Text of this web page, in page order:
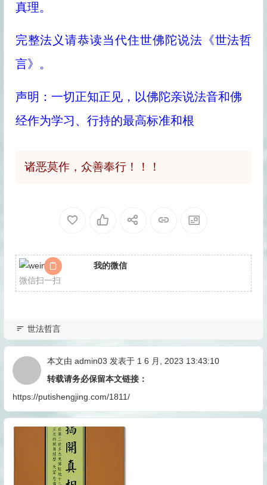
真理。
完整法义请恭读当代住世佛陀说法《世法哲
言》。
声明：一切正知正见，以佛陀亲说法音和佛
经作为学习、行持的最高标准和根
诸恶莫作，众善奉行！！！
我的微信
微信扫一扫
世法哲言
本文由 admin03 发表于 1 6 月, 2023 13:43:10
转载请务必保留本文链接：
https://putishengjing.com/1811/